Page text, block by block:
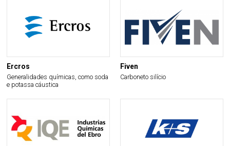
Ercros
Generalidades químicas, como soda
e potassa cáustica
Fiven
Carboneto silício